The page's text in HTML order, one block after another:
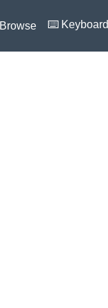
Browse ⌨️ Keyboard